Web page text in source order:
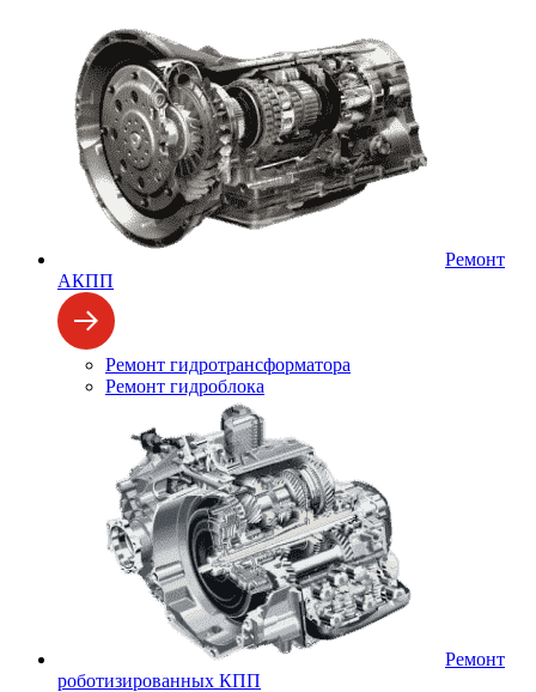
Ремонт
АКПП
Ремонт гидротрансформатора
Ремонт гидроблока
Ремонт
роботизированных КПП